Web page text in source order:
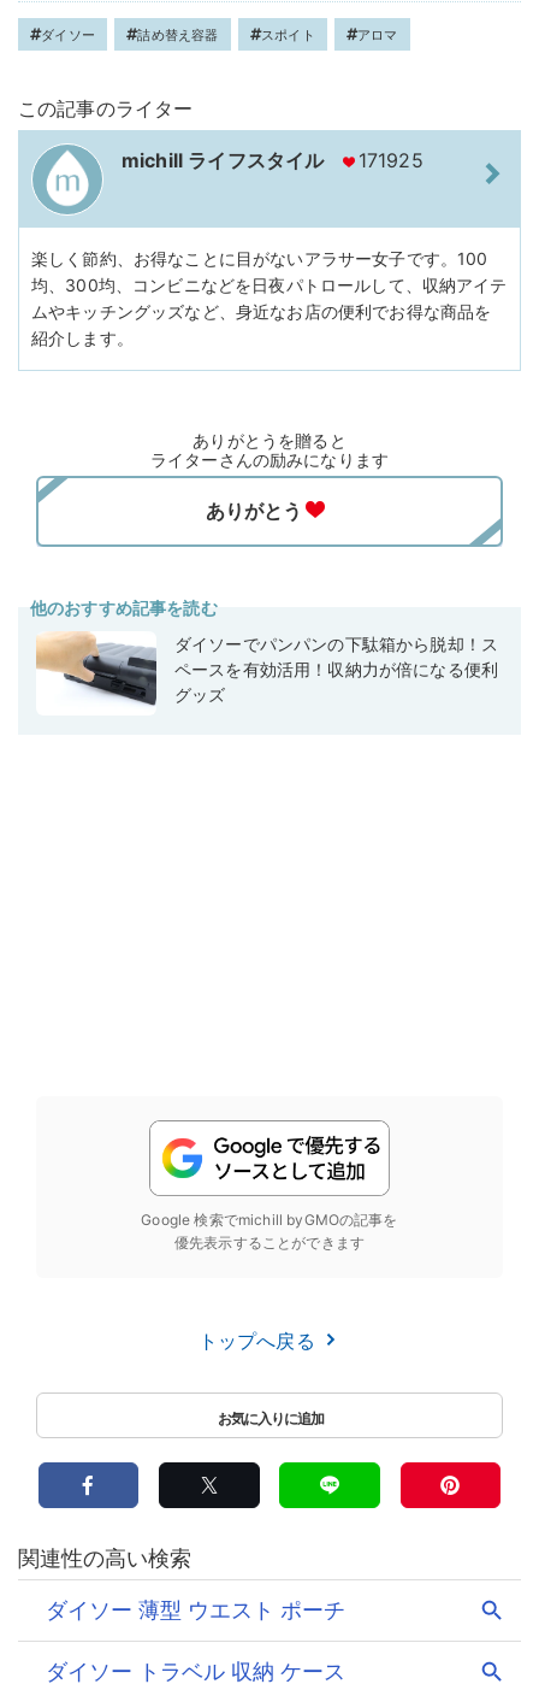
ダイソー 詰め替え容器 スポイト アロマ
この記事のライター
michill ライフスタイル 171925
楽しく節約、お得なことに目がないアラサー女子です。100
均、300均、コンビニなどを日夜パトロールして、収納アイテ
ムやキッチングッズなど、身近なお店の便利でお得な商品を
紹介します。
ありがとうを贈ると
ライターさんの励みになります
他のおすすめ記事を読む
ダイソーでパンパンの下駄箱から脱却！ス
ペースを有効活用！収納力が倍になる便利
グッズ
Google 検索でmichill byGMOの記事を
優先表示することができます
トップへ戻る